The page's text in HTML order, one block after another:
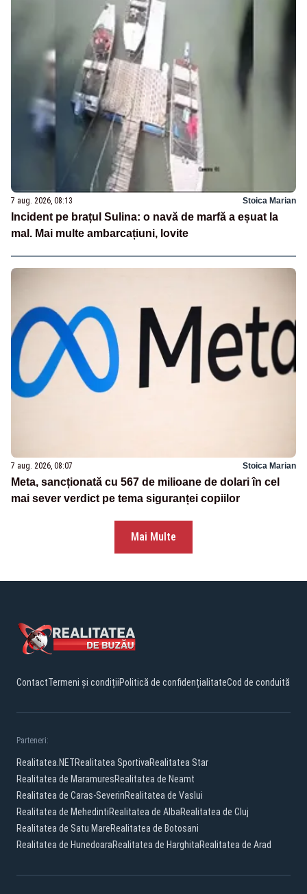
7 aug. 2026, 08:13 Stoica Marian
Incident pe brațul Sulina: o navă de marfă a eșuat la
mal. Mai multe ambarcațiuni, lovite
7 aug. 2026, 08:07 Stoica Marian
Meta, sancționată cu 567 de milioane de dolari în cel
mai sever verdict pe tema siguranței copiilor
Mai Multe
ContactTermeni și condițiiPolitică de confidențialitateCod de conduită
Parteneri:
Realitatea.NETRealitatea SportivaRealitatea Star
Realitatea de MaramuresRealitatea de Neamt
Realitatea de Caras-SeverinRealitatea de Vaslui
Realitatea de MehedintiRealitatea de AlbaRealitatea de Cluj
Realitatea de Satu MareRealitatea de Botosani
Realitatea de HunedoaraRealitatea de HarghitaRealitatea de Arad